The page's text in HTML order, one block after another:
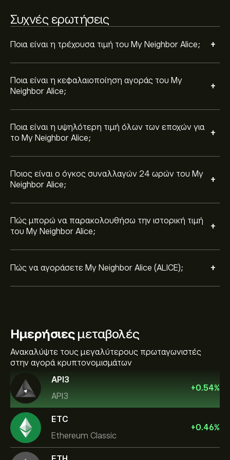
Συχνές ερωτήσεις
Ποια είναι η τρέχουσα τιμή του My Neighbor Alice; +
Ποια είναι η κεφαλαιοποίηση αγοράς του My
Neighbor Alice;
+
Ποια είναι η υψηλότερη τιμή όλων των εποχών για
το My Neighbor Alice;
+
Ποιος είναι ο όγκος συναλλαγών 24 ωρών του My
Neighbor Alice;
+
Πώς μπορώ να παρακολουθήσω την ιστορική τιμή
του My Neighbor Alice;
+
γράφημα της eToro και κάντε σμίκρυνση για να δείτε
τιμή του My Neighbor Alice κυμάνθηκε μεταξύ 0.088‎$‎
Πώς να αγοράσετε My Neighbor Alice (ALICE); +
Για να αγοράσετε My Neighbor Alice, επισκεφθείτε τη
κεφάλαια, κάντε κλικ στο κουμπί "Trade" και επιλέξτε
πόσα My Neighbor Alice θέλετε να αγοράσετε.
αγοράσετε My Neighbor Alice (ALICE) σε συγκεκριμένη
τιμή στο μέλλον.
Ημερήσιεςμεταβολές
Ανακαλύψτε τους μεγαλύτερους πρωταγωνιστές
στην αγορά κρυπτονομισμάτων
API3
API3
+0.54%
ETC
Ethereum Classic
+0.46%